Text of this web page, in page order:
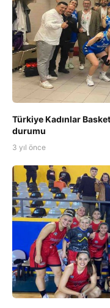
Türkiye Kadınlar
durumu
3 yıl önce